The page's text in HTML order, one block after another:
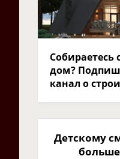
Собираетесь
дом?
канал о
Детскому